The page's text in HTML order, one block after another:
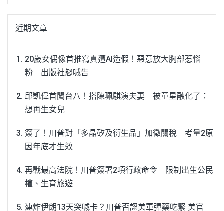
近期文章
20歲女偶像首推寫真遭AI造假！惡意放大胸部惹惱
粉 出版社怒喊告
邱凱偉首闖台八！搭陳珮騏演夫妻 被童星融化了：
想再生女兒
簽了！川普對「多晶矽及衍生品」加徵關稅 考量2原
因年底才生效
再戰最高法院！川普簽署2項行政命令 限制出生公民
權、生育旅遊
連炸伊朗13天突喊卡？川普否認美軍彈藥吃緊 美官